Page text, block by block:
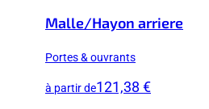
Malle/Hayon arriere
Portes & ouvrants
à partir de121,38 €